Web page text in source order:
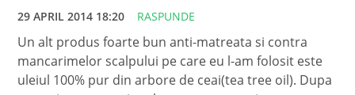
29 APRIL 2014 18:20 RASPUNDE
Un alt produs foarte bun anti-matreata si contra
mancarimelor scalpului pe care eu l-am folosit este
uleiul 100% pur din arbore de ceai(tea tree oil). Dupa